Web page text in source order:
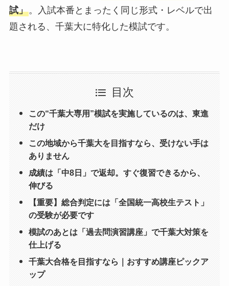
試」。入試本番とまったく同じ形式・レベルで出
題される、千葉大に特化した模試です。
目次
この“千葉大専用”模試を実施しているのは、東進
だけ
この地域から千葉大を目指すなら、受けない手は
ありません
成績は「中8日」で返却。すぐ復習できるから、
伸びる
【重要】総合判定には「全国統一高校生テスト」
の受験が必要です
模試のあとは「過去問演習講座」で千葉大対策を
仕上げる
千葉大合格を目指すなら｜おすすめ講座ピックア
ップ